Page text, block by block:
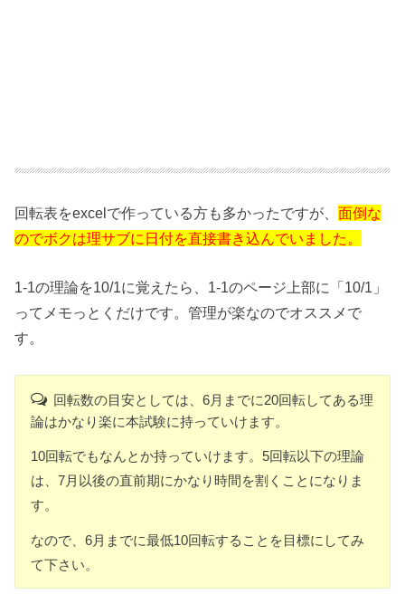
回転表をexcelで作っている方も多かったですが、面倒な
のでボクは理サブに日付を直接書き込んでいました。
1-1の理論を10/1に覚えたら、1-1のページ上部に「10/1」
ってメモっとくだけです。管理が楽なのでオススメで
す。
回転数の目安としては、6月までに20回転してある理
論はかなり楽に本試験に持っていけます。
10回転でもなんとか持っていけます。5回転以下の理論
は、7月以後の直前期にかなり時間を割くことになりま
す。
なので、6月までに最低10回転することを目標にしてみ
て下さい。